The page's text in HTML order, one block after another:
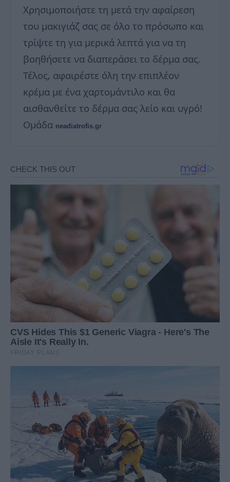
Χρησιμοποιήστε τη μετά την αφαίρεση
του μακιγιάζ σας σε όλο το πρόσωπο και
τρίψτε τη για μερικά λεπτά για να τη
βοηθήσετε να διαπεράσει το δέρμα σας.
Τέλος, αφαιρέστε όλη την επιπλέον
κρέμα με ένα χαρτομάντιλο και θα
αισθανθείτε το δέρμα σας λείο και υγρό!
Ομάδα neadiatrofis.gr